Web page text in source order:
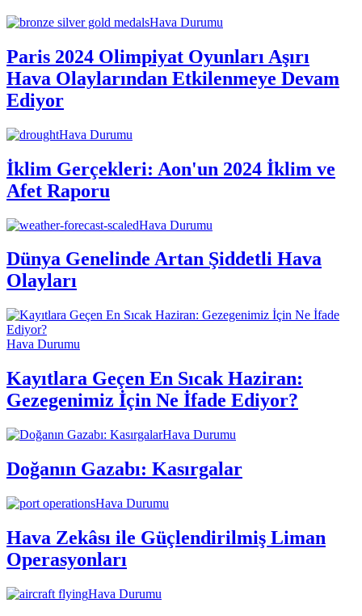
Hava Durumu
Paris 2024 Olimpiyat Oyunları Aşırı
Hava Olaylarından Etkilenmeye Devam
Ediyor
Hava Durumu
İklim Gerçekleri: Aon'un 2024 İklim ve
Afet Raporu
Hava Durumu
Dünya Genelinde Artan Şiddetli Hava
Olayları
Hava Durumu
Kayıtlara Geçen En Sıcak Haziran:
Gezegenimiz İçin Ne İfade Ediyor?
Hava Durumu
Doğanın Gazabı: Kasırgalar
Hava Durumu
Hava Zekâsı ile Güçlendirilmiş Liman
Operasyonları
Hava Durumu